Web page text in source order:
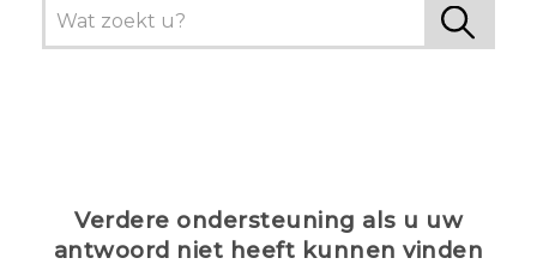
Verdere ondersteuning als u uw
antwoord niet heeft kunnen vinden